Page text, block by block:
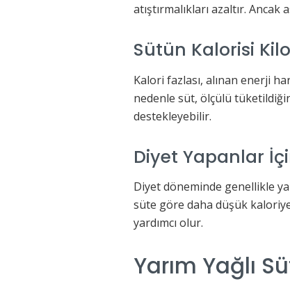
atıştırmalıkları azaltır.
Sütün Kalorisi
Kalori fazlası, alınan enerji
nedenle süt, ölçülü
destekleyebilir.
Diyet Yapanlar
Diyet döneminde genellikle
süte göre daha düşük
yardımcı olur.
Yarım Yağlı